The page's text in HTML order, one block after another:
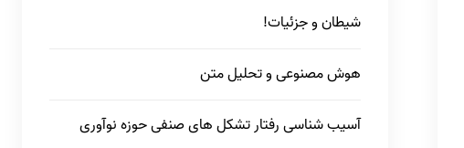
شیطان و جزئیات!
هوش مصنوعی و تحلیل متن
آسیب شناسی رفتار تشکل های صنفی حوزه نوآوری